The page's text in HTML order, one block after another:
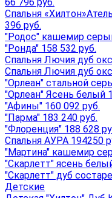
Спальня
396 руб.
"Родос" кашемир
"Ронда" 158 532 руб.
Спальня Лючия дуб
Спальня Лючия дуб
"Орлеан" стальной
"Орлеан" Ясень белый
"Афины" 160 092 руб.
"Парма" 183 240 руб.
"Флоренция" 188 628
Спальня АУРА 194250
"Мартина" кашемир
"Скарлетт" ясень
"Скарлетт" дуб
Детские